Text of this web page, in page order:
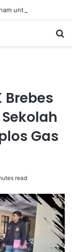
Brebes
Gas
read